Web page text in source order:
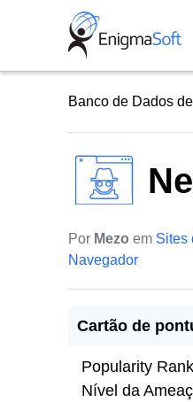
Banco de Dados
Por Mezo em Sites
Navegador
Cartão de
Popularity
Nível da